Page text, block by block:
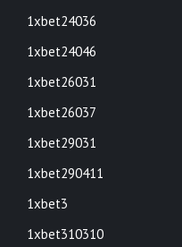
1xbet24036
1xbet24046
1xbet26031
1xbet26037
1xbet29031
1xbet290411
1xbet3
1xbet310310